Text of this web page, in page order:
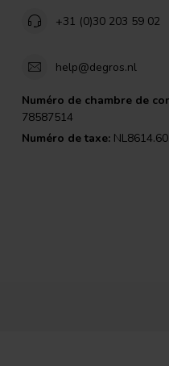
+31 (0)30 203 59 02
help@degros.nl
Numéro de chambre de
78587514
Numéro de taxe: